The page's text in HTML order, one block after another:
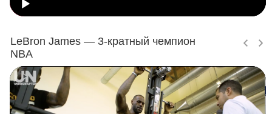
LeBron James — 3-кратный чемпион
NBA